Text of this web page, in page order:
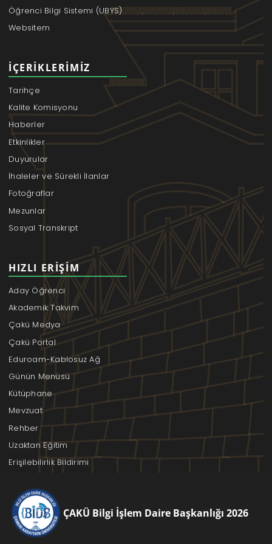
Öğrenci Bilgi Sistemi (UBYS)
Websitem
İÇERIKLERIMIZ
Tarihçe
Kalite Komisyonu
Haberler
Etkinlikler
Duyurular
İhaleler ve Sürekli İlanlar
Fotoğraflar
Mezunlar
Sosyal Transkript
HIZLI ERIŞIM
Aday Öğrenci
Akademik Takvim
Çakü Medya
Çakü Portal
Eduroam-Kablosuz Ağ
Günün Menüsü
Kütüphane
Mevzuat
Rehber
Uzaktan Eğitim
Erişilebilirlik Bildirimi
ÇAKÜ Bilgi İşlem Daire Başkanlığı 2026